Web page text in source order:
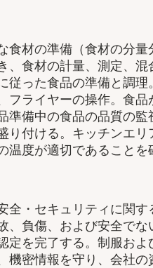
食材の準備（食材の分
、食材の計量、測定、
従った食品の準備と調
フライヤーの操作。食
準備中の食品の品質の
り付ける。キッチンエリ
温度が適切であることを
全・セキュリティに関
、負傷、および安全で
定を完了する。制服お
機密情報を守り、会社